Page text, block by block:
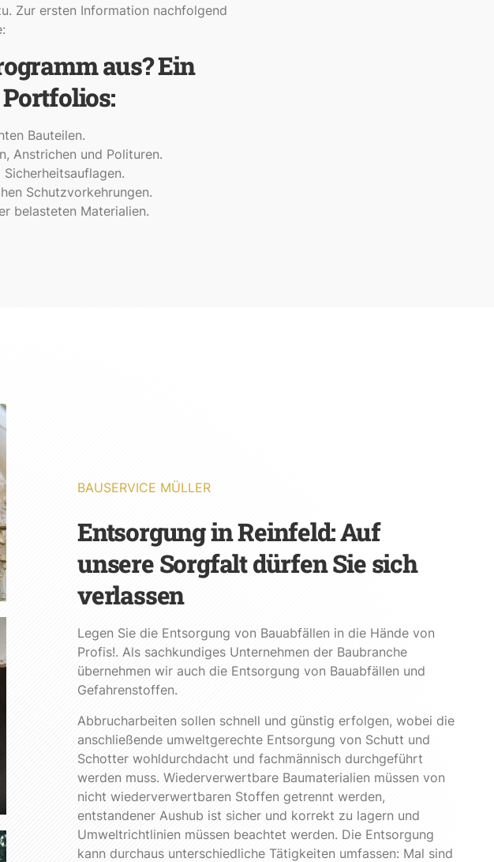
Zur ersten Information nachfolgend
aus? Ein
Bauteilen.
Anstrichen und Polituren.
Schutzvorkehrungen.
belasteten Materialien.
BAUSERVICE MÜLLER
Entsorgung in Reinfeld: Auf
unsere Sorgfalt dürfen Sie sich
verlassen
Legen Sie die Entsorgung von Bauabfällen in die Hände von
Profis!. Als sachkundiges Unternehmen der Baubranche
übernehmen wir auch die Entsorgung von Bauabfällen und
Gefahrenstoffen.
Abbrucharbeiten sollen schnell und günstig erfolgen, wobei die
anschließende umweltgerechte Entsorgung von Schutt und
Schotter wohldurchdacht und fachmännisch durchgeführt
werden muss. Wiederverwertbare Baumaterialien müssen von
nicht wiederverwertbaren Stoffen getrennt werden,
entstandener Aushub ist sicher und korrekt zu lagern und
Umweltrichtlinien müssen beachtet werden. Die Entsorgung
kann durchaus unterschiedliche Tätigkeiten umfassen: Mal sind